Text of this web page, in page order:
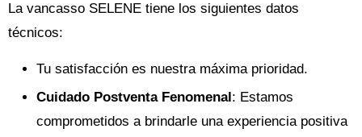
La vancasso SELENE tiene los siguientes datos
técnicos:
Tu satisfacción es nuestra máxima prioridad.
Cuidado Postventa Fenomenal: Estamos
comprometidos a brindarle una experiencia positiva